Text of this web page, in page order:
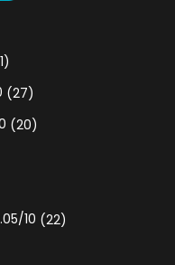
(27)
(20)
10 (22)